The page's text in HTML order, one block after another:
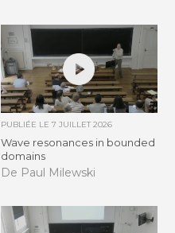
PUBLIÉE LE 7 JUILLET 2026
Wave resonances in bounded
domains
De Paul Milewski